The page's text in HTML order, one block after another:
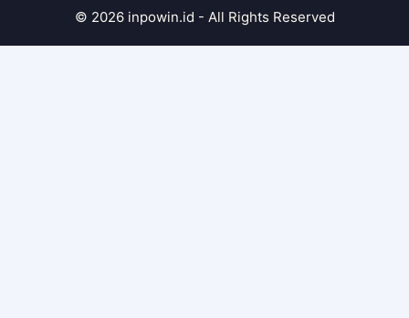
© 2026 inpowin.id - All Rights Reserved